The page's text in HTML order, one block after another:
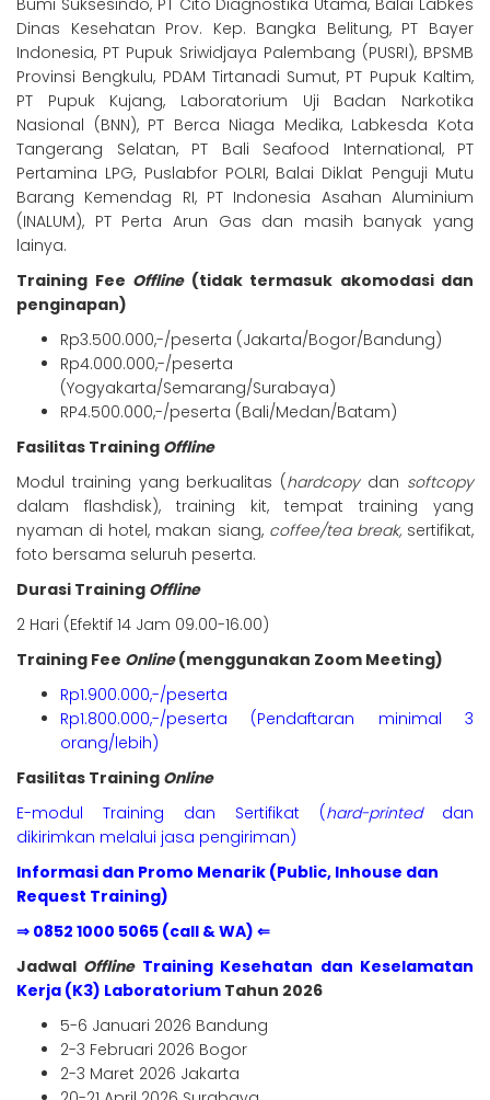
Bumi Suksesindo, PT Cito Diagnostika Utama, Balai Labkes
Dinas Kesehatan Prov. Kep. Bangka Belitung, PT Bayer
Indonesia, PT Pupuk Sriwidjaya Palembang (PUSRI), BPSMB
Provinsi Bengkulu, PDAM Tirtanadi Sumut, PT Pupuk Kaltim,
PT Pupuk Kujang, Laboratorium Uji Badan Narkotika
Nasional (BNN), PT Berca Niaga Medika, Labkesda Kota
Tangerang Selatan, PT Bali Seafood International, PT
Pertamina LPG, Puslabfor POLRI, Balai Diklat Penguji Mutu
Barang Kemendag RI, PT Indonesia Asahan Aluminium
(INALUM), PT Perta Arun Gas dan masih banyak yang
lainya.
Training Fee Offline(tidak termasuk akomodasi dan
penginapan)
Rp3.500.000,-/peserta (Jakarta/Bogor/Bandung)
Rp4.000.000,-/peserta
(Yogyakarta/Semarang/Surabaya)
RP4.500.000,-/peserta (Bali/Medan/Batam)
Fasilitas Training Offline
Modul training yang berkualitas (hardcopydan softcopy
dalam flashdisk), training kit, tempat training yang
nyaman di hotel, makan siang, coffee/tea break, sertifikat,
foto bersama seluruh peserta.
Durasi Training Offline
2 Hari (Efektif 14 Jam 09.00-16.00)
Training Fee Online(menggunakan Zoom Meeting)
Rp1.900.000,-/peserta
Rp1.800.000,-/peserta (Pendaftaran minimal 3
orang/lebih)
Fasilitas Training Online
E-modul Training dan Sertifikat (hard-printeddan
dikirimkan melalui jasa pengiriman)
Informasi dan Promo Menarik (Public, Inhouse dan
Request Training)
⇒ 0852 1000 5065 (call & WA) ⇐
Jadwal Offline Training Kesehatan dan Keselamatan
Kerja (K3) Laboratorium Tahun 2026
5-6 Januari 2026 Bandung
2-3 Februari 2026 Bogor
2-3 Maret 2026 Jakarta